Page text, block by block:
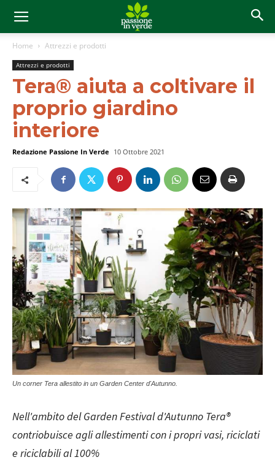
Home Attrezzi e prodotti
Attrezzi e prodotti
Tera® aiuta a coltivare il
proprio giardino
interiore
Redazione Passione In Verde 10 Ottobre 2021
Un corner Tera allestito in un Garden Center d'Autunno.
Nell'ambito del Garden Festival d'Autunno Tera®
contriobuisce agli allestimenti con i propri vasi, riciclati
e riciclabili al 100%